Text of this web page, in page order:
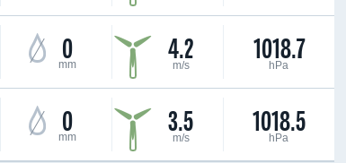
0
mm 4.2
m/s 1018.7
hPa
0
mm 3.5
m/s 1018.5
hPa